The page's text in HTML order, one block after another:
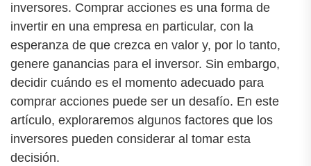
inversores. Comprar acciones es una forma de
invertir en una empresa en particular, con la
esperanza de que crezca en valor y, por lo tanto,
genere ganancias para el inversor. Sin embargo,
decidir cuándo es el momento adecuado para
comprar acciones puede ser un desafío. En este
artículo, exploraremos algunos factores que los
inversores pueden considerar al tomar esta
decisión.